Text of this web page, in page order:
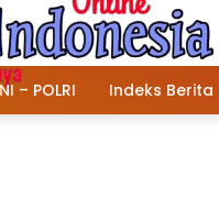
– POLRI Indeks Berita